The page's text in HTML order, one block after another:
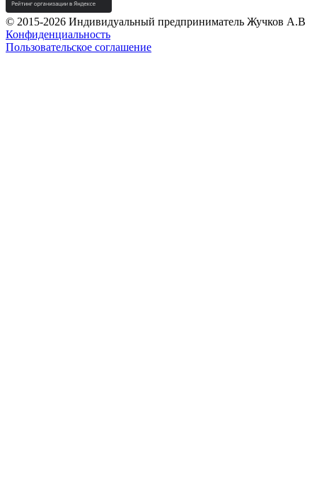
© 2015-2026 Индивидуальный предприниматель Жучков А.В
Конфиденциальность
Пользовательское соглашение